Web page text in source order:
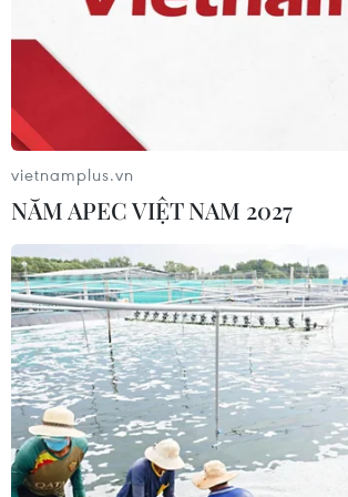
'Hủy diệt' Indonesia 3-0, tuyển Việt
Nam khẳng định vị thế nhà vô địch
ASEAN Cup
03/08/2026 15:39
ASEAN Cup 2026: Tuyển Việt Nam
bước vào thử thách lớn nhất
03/08/2026 13:04
Xem trực tiếp Indonesia-Việt Nam tại
ASEAN Cup 2026 trên kênh nào?
03/08/2026 09:21
vietnamplus.vn
NĂM APEC VIỆT NAM 2027